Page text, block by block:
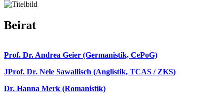
Beirat
Prof. Dr. Andrea Geier (Germanistik, CePoG)
JProf. Dr. Nele Sawallisch (Anglistik, TCAS / ZKS)
Dr. Hanna Merk (Romanistik)